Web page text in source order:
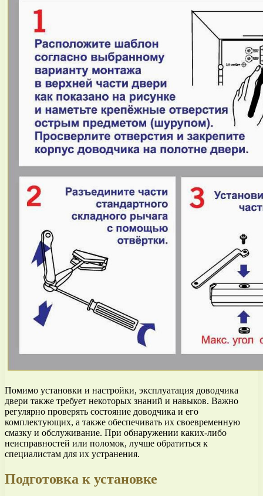
Помимо установки и настройки, эксплуатация доводчика
двери также требует некоторых знаний и навыков. Важно
регулярно проверять состояние доводчика и его
комплектующих, а также обеспечивать их своевременную
смазку и обслуживание. При обнаружении каких-либо
неисправностей или поломок, лучше обратиться к
специалистам для их устранения.
Подготовка к установке